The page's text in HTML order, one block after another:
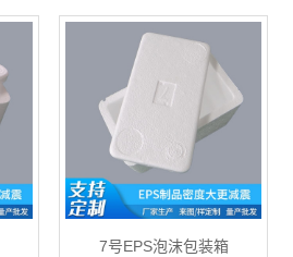
7号EPS泡沫包装箱